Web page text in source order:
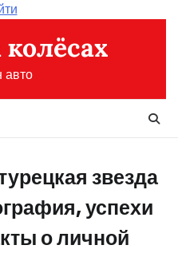
авто
звезда
успехи
о личной